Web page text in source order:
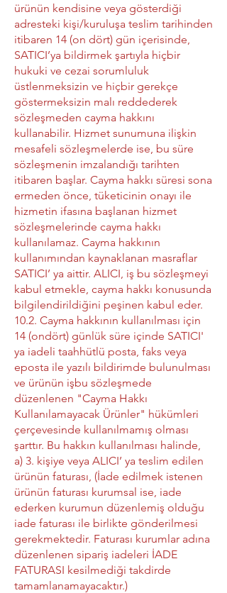
ürünün kendisine veya gösterdiği
adresteki kişi/kuruluşa teslim tarihinden
itibaren 14 (on dört) gün içerisinde,
SATICI’ya bildirmek şartıyla hiçbir
hukuki ve cezai sorumluluk
üstlenmeksizin ve hiçbir gerekçe
göstermeksizin malı reddederek
sözleşmeden cayma hakkını
kullanabilir. Hizmet sunumuna ilişkin
mesafeli sözleşmelerde ise, bu süre
sözleşmenin imzalandığı tarihten
itibaren başlar. Cayma hakkı süresi sona
ermeden önce, tüketicinin onayı ile
hizmetin ifasına başlanan hizmet
sözleşmelerinde cayma hakkı
kullanılamaz. Cayma hakkının
kullanımından kaynaklanan masraflar
SATICI’ ya aittir. ALICI, iş bu sözleşmeyi
kabul etmekle, cayma hakkı konusunda
bilgilendirildiğini peşinen kabul eder.
10.2. Cayma hakkının kullanılması için
14 (ondört) günlük süre içinde SATICI'
ya iadeli taahhütlü posta, faks veya
eposta ile yazılı bildirimde bulunulması
ve ürünün işbu sözleşmede
düzenlenen "Cayma Hakkı
Kullanılamayacak Ürünler" hükümleri
çerçevesinde kullanılmamış olması
şarttır. Bu hakkın kullanılması halinde,
a) 3. kişiye veya ALICI’ ya teslim edilen
ürünün faturası, (İade edilmek istenen
ürünün faturası kurumsal ise, iade
ederken kurumun düzenlemiş olduğu
iade faturası ile birlikte gönderilmesi
gerekmektedir. Faturası kurumlar adına
düzenlenen sipariş iadeleri İADE
FATURASI kesilmediği takdirde
tamamlanamayacaktır.)